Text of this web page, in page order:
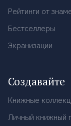
Рейтинги от
Бестселлеры
Экранизации
Создавайте
Книжные
Личный книжный